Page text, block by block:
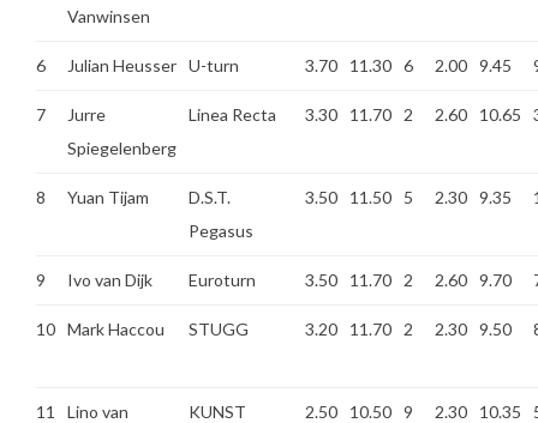
Vanwinsen
6 Julian Heusser U-turn 3.70 11.30 6 2.00 9.45
7
Jurre
Spiegelenberg
Linea Recta 3.30 11.70 2 2.60 10.65
8 Yuan Tijam
D.S.T.
Pegasus
3.50 11.50 5 2.30 9.35
9 Ivo van Dijk Euroturn 3.50 11.70 2 2.60 9.70
10 Mark Haccou STUGG 3.20 11.70 2 2.30 9.50
11
Lino van
KUNST 2.50 10.50 9 2.30 10.35